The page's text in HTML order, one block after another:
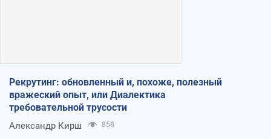
Рекрутинг: обновленный и, похоже, полезный
вражеский опыт, или Диалектика
требовательной трусости
Александр Кирш 858